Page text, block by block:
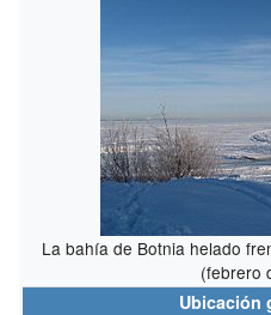
La bahía de Botnia helado
(febrero
Ubicación